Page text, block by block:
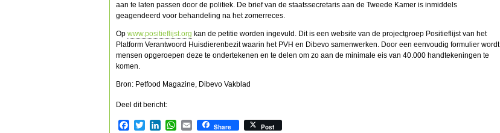
aan te laten passen door de politiek. De brief van de staatssecretaris aan de Tweede Kamer is inmiddels
geagendeerd voor behandeling na het zomerreces.
Op www.positieflijst.org kan de petitie worden ingevuld. Dit is een website van de projectgroep Positieflijst van het
Platform Verantwoord Huisdierenbezit waarin het PVH en Dibevo samenwerken. Door een eenvoudig formulier wordt
mensen opgeroepen deze te ondertekenen en te delen om zo aan de minimale eis van 40.000 handtekeningen te
komen.
Bron: Petfood Magazine, Dibevo Vakblad
Deel dit bericht:
Facebook
TwitterLinkedInWhatsApp
EmailShare Post